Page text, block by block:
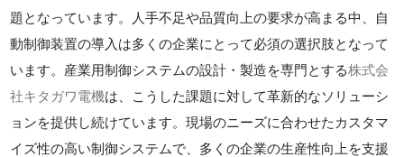
題となっています。人手不足や品質向上の要求が高まる中、自
動制御装置の導入は多くの企業にとって必須の選択肢となって
います。産業用制御システムの設計・製造を専門とする株式会
社キタガワ電機は、こうした課題に対して革新的なソリューシ
ョンを提供し続けています。現場のニーズに合わせたカスタマ
イズ性の高い制御システムで、多くの企業の生産性向上を支援